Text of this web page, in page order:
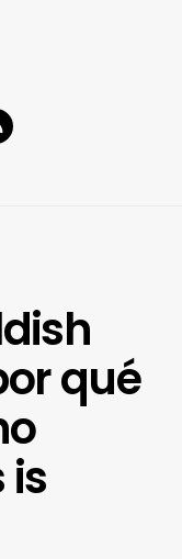
qué
is